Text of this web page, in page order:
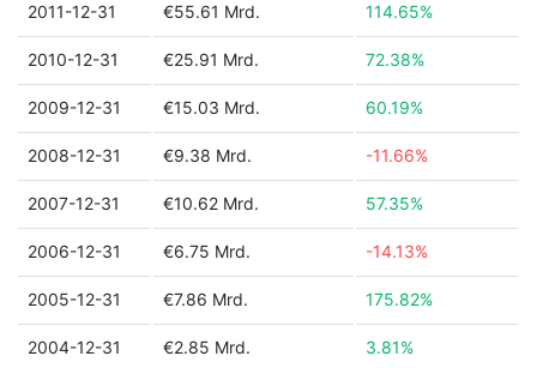
2011-12-31 €55.61 Mrd. 114.65%
2010-12-31 €25.91 Mrd. 72.38%
2009-12-31 €15.03 Mrd. 60.19%
2008-12-31 €9.38 Mrd. -11.66%
2007-12-31 €10.62 Mrd. 57.35%
2006-12-31 €6.75 Mrd. -14.13%
2005-12-31 €7.86 Mrd. 175.82%
2004-12-31 €2.85 Mrd. 3.81%